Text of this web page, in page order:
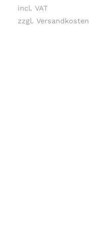
incl. VAT
zzgl. Versandkosten